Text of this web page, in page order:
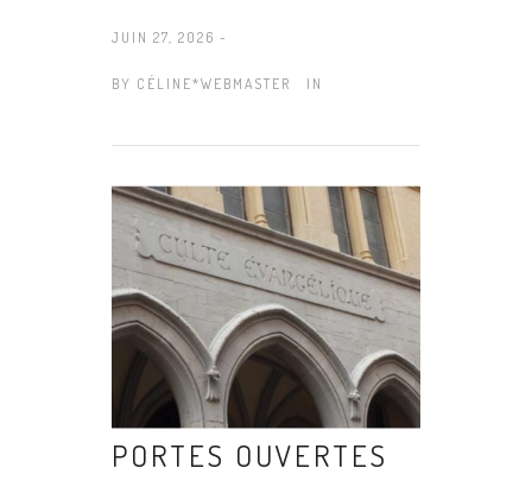
JUIN 27, 2026 -
BY CÉLINE*WEBMASTER IN
PORTES OUVERTES